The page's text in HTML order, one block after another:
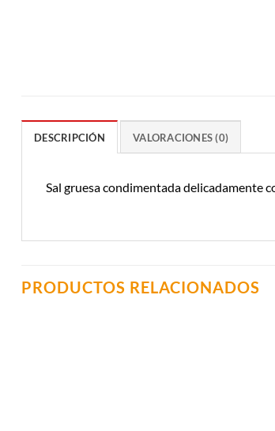
DESCRIPCIÓN VALORACIONES (0)
Sal gruesa condimentada delicadamente
PRODUCTOS RELACIONADOS